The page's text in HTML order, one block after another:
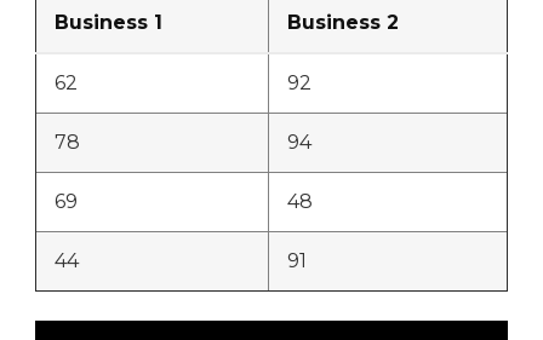
Business 1 Business 2
62 92
78 94
69 48
44 91